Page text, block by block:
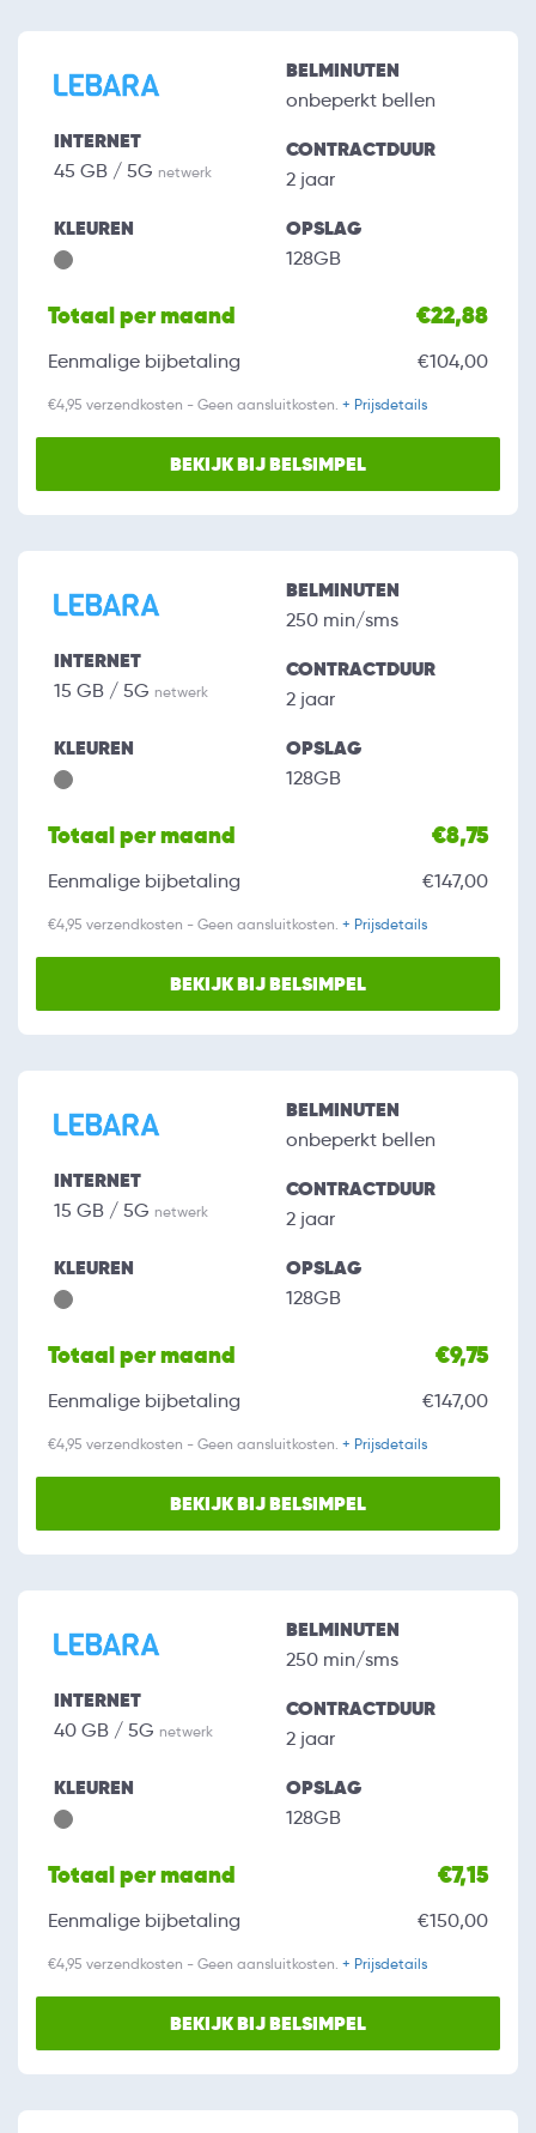
INTERNET
45 GB / 5G netwerk
BELMINUTEN
onbeperkt bellen
CONTRACTDUUR
2 jaar
KLEUREN OPSLAG
128GB
Totaal per maand €22,88
Eenmalige bijbetaling €104,00
€4,95 verzendkosten - Geen aansluitkosten. + Prijsdetails
BEKIJK BIJ BELSIMPEL
INTERNET
15 GB / 5G netwerk
BELMINUTEN
250 min/sms
CONTRACTDUUR
2 jaar
KLEUREN OPSLAG
128GB
Totaal per maand €8,75
Eenmalige bijbetaling €147,00
€4,95 verzendkosten - Geen aansluitkosten. + Prijsdetails
BEKIJK BIJ BELSIMPEL
INTERNET
15 GB / 5G netwerk
BELMINUTEN
onbeperkt bellen
CONTRACTDUUR
2 jaar
KLEUREN OPSLAG
128GB
Totaal per maand €9,75
Eenmalige bijbetaling €147,00
€4,95 verzendkosten - Geen aansluitkosten. + Prijsdetails
BEKIJK BIJ BELSIMPEL
INTERNET
40 GB / 5G netwerk
BELMINUTEN
250 min/sms
CONTRACTDUUR
2 jaar
KLEUREN OPSLAG
128GB
Totaal per maand €7,15
Eenmalige bijbetaling €150,00
€4,95 verzendkosten - Geen aansluitkosten. + Prijsdetails
BEKIJK BIJ BELSIMPEL